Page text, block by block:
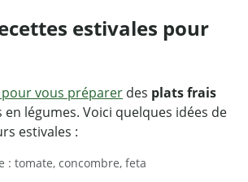
estivales pour
pour vous préparer des plats frais
en légumes. Voici quelques idées de
estivales :
: tomate, concombre, feta